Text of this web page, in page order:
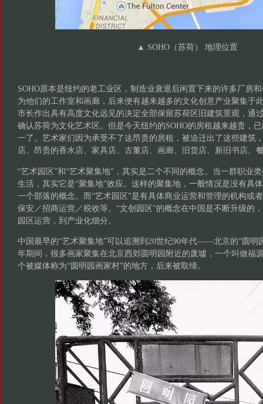
▲ SOHO（苏荷） 地理位置
SOHO原本是纽约的老工业区，制造业衰退后闲置下来的许多厂房
为他们的工作室和画廊，后来便有越来越多的文化创意产业聚集于
市长作出具有高度文化远见的决定全部保留苏荷区旧建筑景观，通
确认苏荷为文化艺术区。但是今天纽约的SOHO的房租越来越贵，
一了。艺术家们因为承受不了这昂贵的房租，被迫迁出了这些建筑
店、昂贵的香水店、家具店、古董店、画廊、旧货店、新旧书店、
“艺术园区”和“艺术聚集地”，其实是二个不同的概念。当一群职业
生活，其实它是“聚集地”效应。这样的聚集地，一般情况是没有具
一个部落的概念。而“艺术园区”是有具体商业运营和管理的机构或
保安／招商运营／税收等。“文创园区”的概念在中国是不断升级的
园区运营，到产业化细分。
中国最早的“艺术聚集地”可以追溯到20世纪90年代——北京的“圆明
年期间，很多画家聚集在北京西郊圆明园附近的废墟，一个叫做福
个被媒体称为“圆明园画家村”的地方，后来被取缔。